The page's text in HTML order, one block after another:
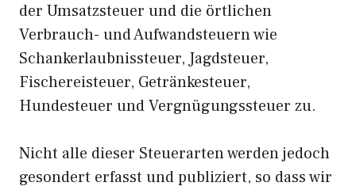
der Umsatzsteuer und die örtlichen
Verbrauch- und Aufwandsteuern wie
Schankerlaubnissteuer, Jagdsteuer,
Fischereisteuer, Getränkesteuer,
Hundesteuer und Vergnügungssteuer zu.
Nicht alle dieser Steuerarten werden jedoch
gesondert erfasst und publiziert, so dass wir